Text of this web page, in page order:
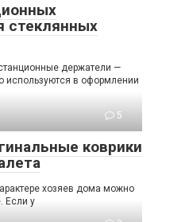
стеклянных
держатели —
используются в оформлении
5
коврики
хозяев дома можно
Если у